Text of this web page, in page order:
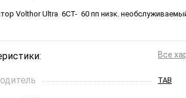
Volthor Ultra 6СТ- 60 пп низк.
Все
TAB